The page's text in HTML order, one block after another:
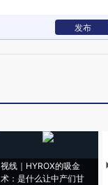
发布
视线｜HYROX的吸金
术：是什么让中产们甘